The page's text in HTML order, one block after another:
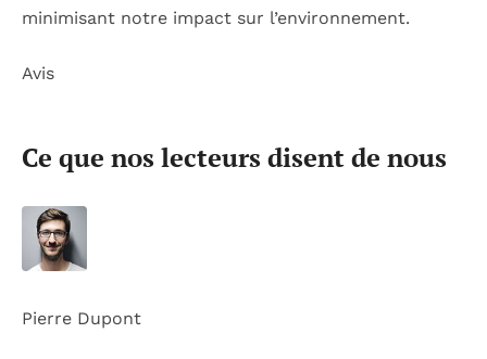
minimisant notre impact sur l’environnement.
Avis
Ce que nos lecteurs disent de nous
Pierre Dupont